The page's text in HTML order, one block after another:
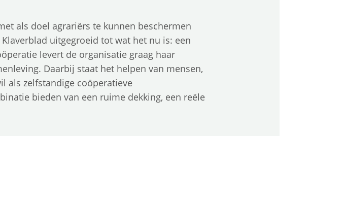
als doel agrariërs te kunnen beschermen
uitgegroeid tot wat het nu is: een
levert de organisatie graag haar
Daarbij staat het helpen van mensen,
als zelfstandige coöperatieve
bieden van een ruime dekking, een reële